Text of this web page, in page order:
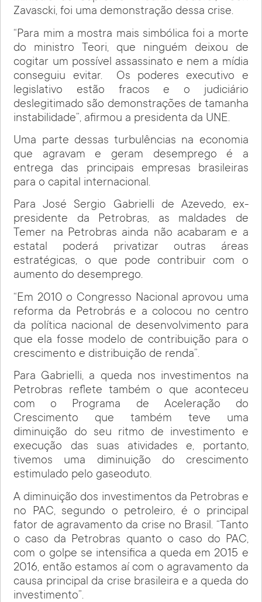
Zavascki, foi uma demonstração dessa crise.
“Para mim a mostra mais simbólica foi a morte
do ministro Teori, que ninguém deixou de
cogitar um possível assassinato e nem a mídia
conseguiu evitar. Os poderes executivo e
legislativo estão fracos e o judiciário
deslegitimado são demonstrações de tamanha
instabilidade”, afirmou a presidenta da UNE.
Uma parte dessas turbulências na economia
que agravam e geram desemprego é a
entrega das principais empresas brasileiras
para o capital internacional.
Para José Sergio Gabrielli de Azevedo, ex-
presidente da Petrobras, as maldades de
Temer na Petrobras ainda não acabaram e a
estatal poderá privatizar outras áreas
estratégicas, o que pode contribuir com o
aumento do desemprego.
“Em 2010 o Congresso Nacional aprovou uma
reforma da Petrobrás e a colocou no centro
da política nacional de desenvolvimento para
que ela fosse modelo de contribuição para o
crescimento e distribuição de renda”.
Para Gabrielli, a queda nos investimentos na
Petrobras reflete também o que aconteceu
com o Programa de Aceleração do
Crescimento que também teve uma
diminuição do seu ritmo de investimento e
execução das suas atividades e, portanto,
tivemos uma diminuição do crescimento
estimulado pelo gaseoduto.
A diminuição dos investimentos da Petrobras e
no PAC, segundo o petroleiro, é o principal
fator de agravamento da crise no Brasil. “Tanto
o caso da Petrobras quanto o caso do PAC,
com o golpe se intensifica a queda em 2015 e
2016, então estamos aí com o agravamento da
causa principal da crise brasileira e a queda do
investimento”.